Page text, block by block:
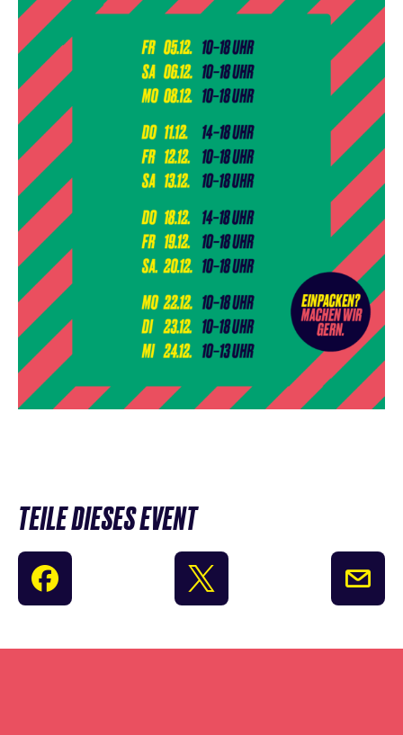
TEILE DIESES EVENT